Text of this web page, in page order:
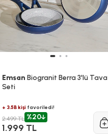
Emsan Biogranit Berra 3'lü Tava
Seti
+ 3.5B kişifavoriledi!
2.499 TL %20
1.999 TL